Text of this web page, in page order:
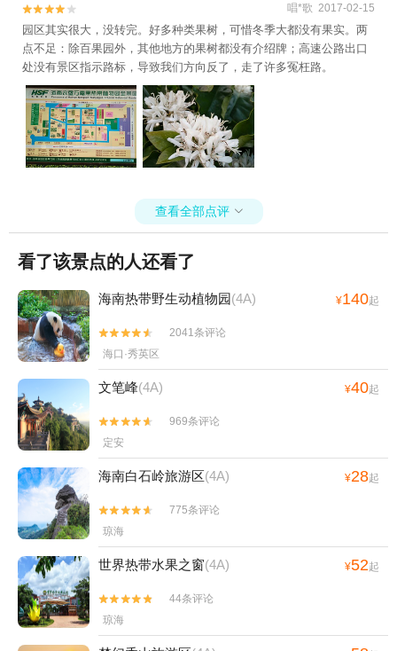

 唱*歌 2017-02-15
园区其实很大，没转完。好多种类果树，可惜冬季大都没有果实。两
点不足：除百果园外，其他地方的果树都没有介绍牌；高速公路出口
处没有景区指示路标，导致我们方向反了，走了许多冤枉路。
查看全部点评 
看了该景点的人还看了
海南热带野生动植物园(4A) ¥140起


2041条评论
海口·秀英区
文笔峰(4A) ¥40起


969条评论
定安
海南白石岭旅游区(4A) ¥28起


775条评论
琼海
世界热带水果之窗(4A) ¥52起


44条评论
琼海